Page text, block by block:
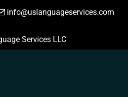
info@uslanguageservices.com
HACER PEDIDO
Services LLC